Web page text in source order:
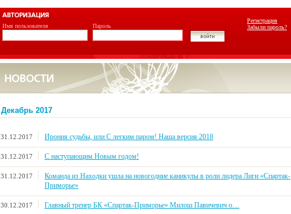
Регистрация
Забыли пароль?
Имя пользователя Пароль
Декабрь 2017
31.12.2017 Ирония судьбы, или С легким паром! Наша версия 2018
31.12.2017 С наступающим Новым годом!
31.12.2017
Команда из Находки ушла на новогодние каникулы в роли лидера Лиги «Спартак-
Приморье»
30.12.2017 Главный тренер БК «Спартак-Приморье» Милош Павичевич о…